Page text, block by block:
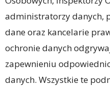
administratorzy danych,
dane oraz kancelarie
ochronie danych
zapewnieniu
danych. Wszystkie te